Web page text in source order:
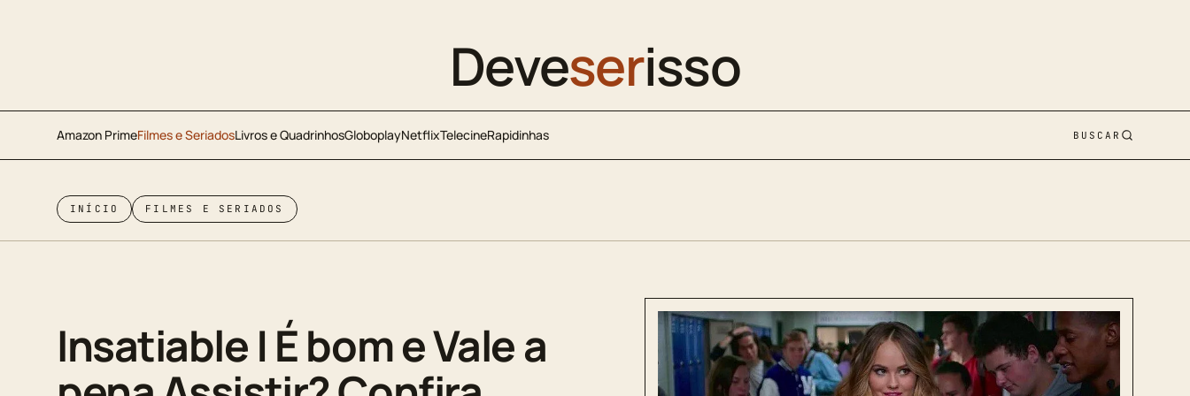
Deveserisso
Amazon PrimeFilmes e SeriadosLivros e QuadrinhosGloboplayNetflixTelecineRapidinhas BUSCAR
INÍCIO FILMES E SERIADOS
Insatiable | É bom e Vale a